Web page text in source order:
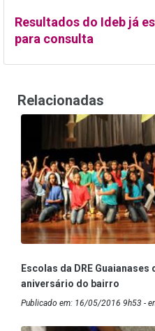
Resultados do Ideb já
para consulta
Relacionadas
Escolas da DRE
aniversário do bairro
Publicado em: 16/05/2016 9h53 -